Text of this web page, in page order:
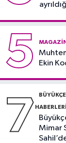
5
Ekin
7 HABERLERI
Mimar